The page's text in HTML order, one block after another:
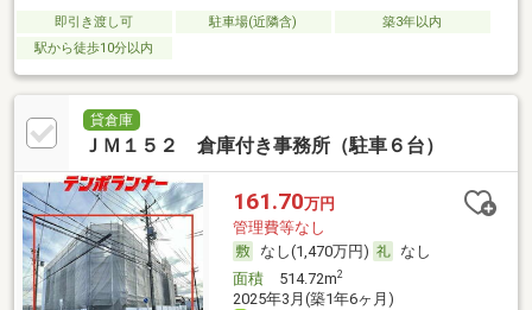
即引き渡し可 駐車場(近隣含)
築3年以内
駅から徒歩10分以内
貸倉庫
ＪＭ１５２ 倉庫付き事務所（駐車６台）
161.70万円
管理費等なし
なし(1,470万円)
なし
面積514.72m2
2025年3月(築1年6ヶ月)